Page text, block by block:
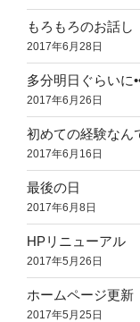
もろもろのお話し
2017年6月28日
多分明日ぐらいに
2017年6月26日
初めての経験なん
2017年6月16日
最後の日
2017年6月8日
HPリニューアル
2017年5月26日
ホームページ更新
2017年5月25日